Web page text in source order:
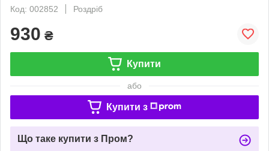
Код: 002852
Роздріб
930 ₴
Купити
або
Купити з
Що таке купити з Пром?